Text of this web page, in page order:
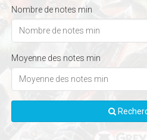
Nombre de notes min
Moyenne des notes min